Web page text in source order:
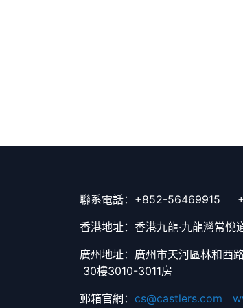
聯系電話：+852-56469915
香港地址：香港九龍·九龍灣常
廣州地址：廣州市天河區林和西
30樓3010-3011房
郵箱官網： cs@castlers.com